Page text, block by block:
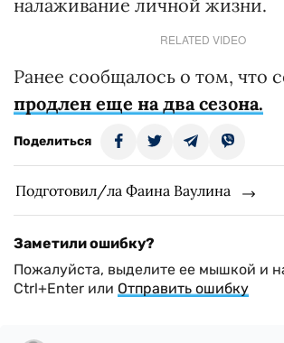
налаживание личной жизни.
RELATED VIDEO
Ранее сообщалось о том, что
продлен еще на два сезона.
Поделиться
Подготовил/ла Фаина Ваулина
Заметили ошибку?
Пожалуйста, выделите ее мышкой и
Ctrl+Enter или Отправить ошибку